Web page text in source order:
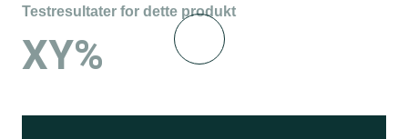
Testresultater for dette produkt
XY%